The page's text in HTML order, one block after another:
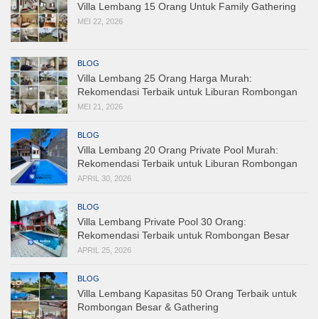
Villa Lembang 15 Orang Untuk Family Gathering
MEI 22, 2026
BLOG
Villa Lembang 25 Orang Harga Murah:
Rekomendasi Terbaik untuk Liburan Rombongan
MEI 21, 2026
BLOG
Villa Lembang 20 Orang Private Pool Murah:
Rekomendasi Terbaik untuk Liburan Rombongan
APRIL 30, 2026
BLOG
Villa Lembang Private Pool 30 Orang:
Rekomendasi Terbaik untuk Rombongan Besar
APRIL 25, 2026
BLOG
Villa Lembang Kapasitas 50 Orang Terbaik untuk
Rombongan Besar & Gathering